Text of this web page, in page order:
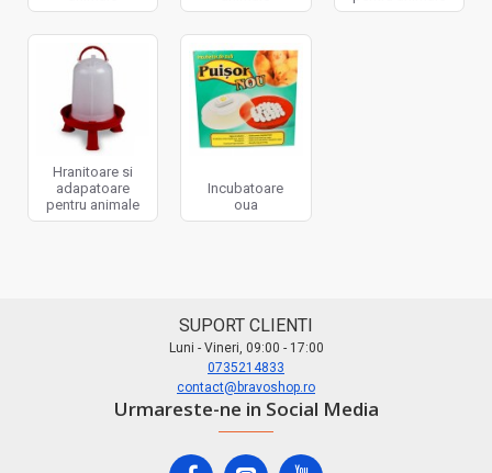
Hranitoare si
adapatoare
pentru animale
Incubatoare
oua
SUPORT CLIENTI
Luni - Vineri, 09:00 - 17:00
0735214833
contact@bravoshop.ro
Urmareste-ne in Social Media